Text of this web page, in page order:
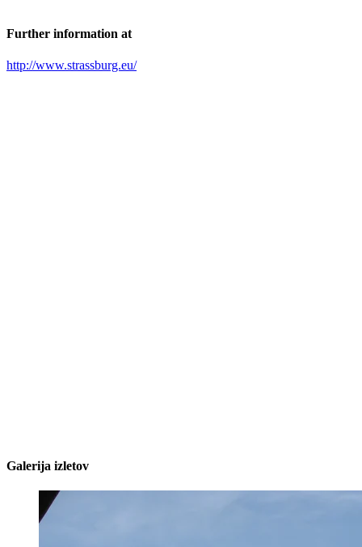
Further information at
http://www.strassburg.eu/
Galerija izletov